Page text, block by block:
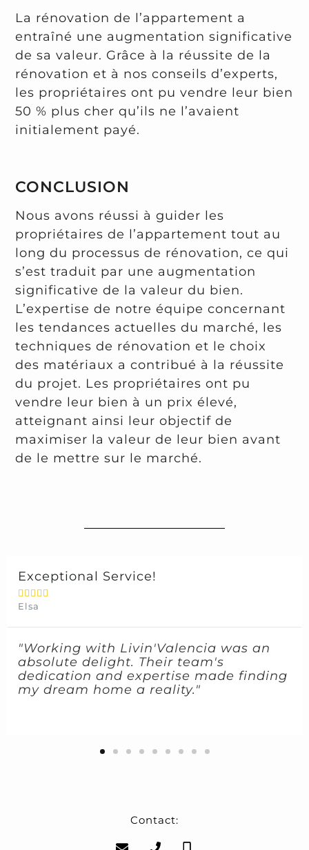
La rénovation de l’appartement a
entraîné une augmentation significative
de sa valeur. Grâce à la réussite de la
rénovation et à nos conseils d’experts,
les propriétaires ont pu vendre leur bien
50 % plus cher qu’ils ne l’avaient
initialement payé.
CONCLUSION
Nous avons réussi à guider les
propriétaires de l’appartement tout au
long du processus de rénovation, ce qui
s’est traduit par une augmentation
significative de la valeur du bien.
L’expertise de notre équipe concernant
les tendances actuelles du marché, les
techniques de rénovation et le choix
des matériaux a contribué à la réussite
du projet. Les propriétaires ont pu
vendre leur bien à un prix élevé,
atteignant ainsi leur objectif de
maximiser la valeur de leur bien avant
de le mettre sur le marché.
Smooth Buying Experience
    
Patrick
"I can't thank Livin'Valencia enough for
the smooth and stress-free buying
process. They went above and beyond
to find the perfect property for us."
Contact: